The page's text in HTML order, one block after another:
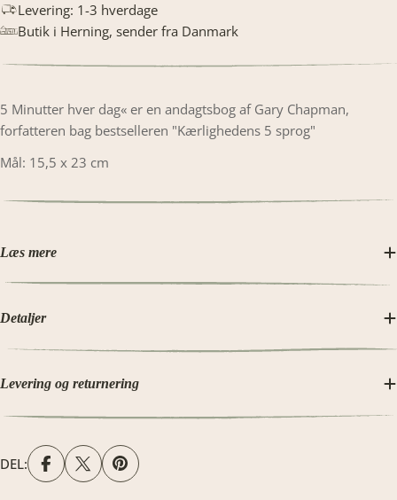
Levering: 1-3 hverdage
Butik i Herning, sender fra Danmark
5 Minutter hver dag« er en andagtsbog af Gary Chapman,
forfatteren bag bestselleren "Kærlighedens 5 sprog"
Mål: 15,5 x 23 cm
Læs mere
Detaljer
Levering og returnering
DEL: